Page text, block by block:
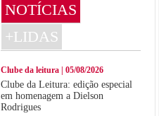
NOTÍCIAS
+LIDAS
Clube da leitura | 05/08/2026
Clube da Leitura: edição especial
em homenagem a Dielson
Rodrigues